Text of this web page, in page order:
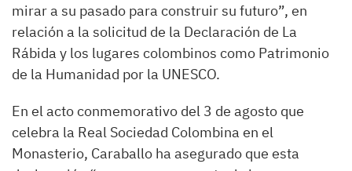
mirar a su pasado para construir su futuro”, en
relación a la solicitud de la Declaración de La
Rábida y los lugares colombinos como Patrimonio
de la Humanidad por la UNESCO.
En el acto conmemorativo del 3 de agosto que
celebra la Real Sociedad Colombina en el
Monasterio, Caraballo ha asegurado que esta